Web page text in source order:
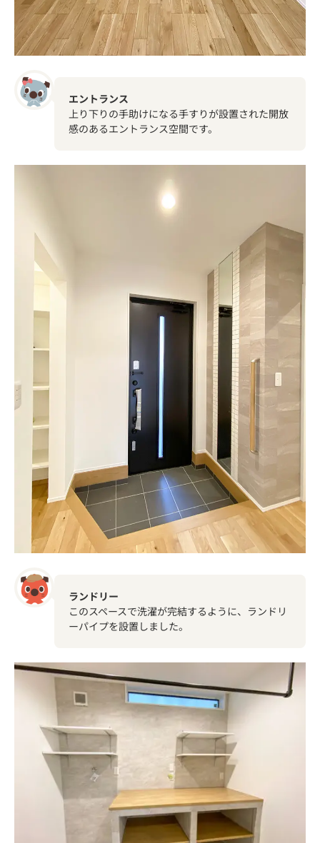
エントランス
上り下りの手助けになる手すりが設置された開放
感のあるエントランス空間です。
ランドリー
このスペースで洗濯が完結するように、ランドリ
ーパイプを設置しました。